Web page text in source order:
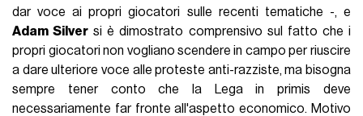
dar voce ai propri giocatori sulle recenti tematiche -, e
Adam Silver si è dimostrato comprensivo sul fatto che i
propri giocatori non vogliano scendere in campo per riuscire
a dare ulteriore voce alle proteste anti-razziste, ma bisogna
sempre tener conto che la Lega in primis deve
necessariamente far fronte all'aspetto economico. Motivo